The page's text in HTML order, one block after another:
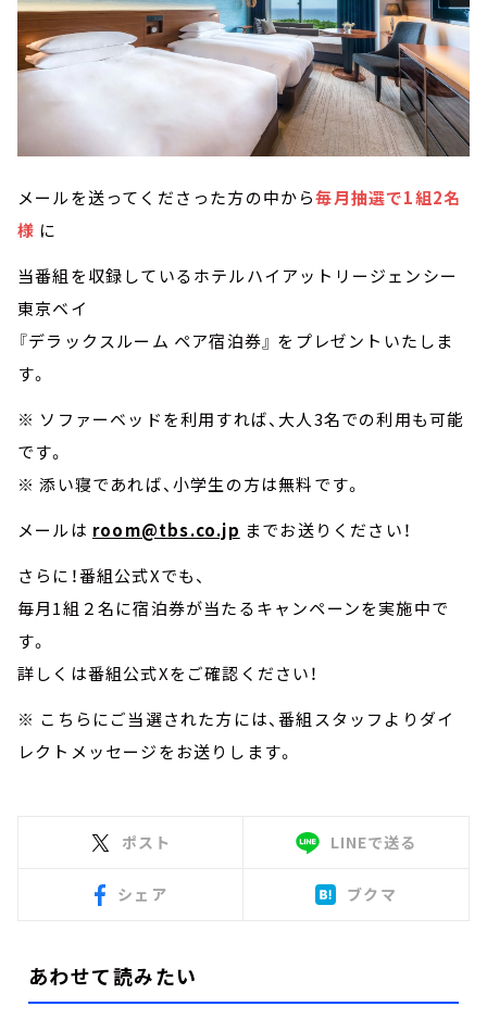
メールを送ってくださった方の中から毎月抽選で1組2名
様 に
当番組を収録しているホテルハイアットリージェンシー
東京ベイ
『デラックスルーム ペア宿泊券』 をプレゼントいたしま
す。
※ ソファーベッドを利用すれば、大人3名での利用も可能
です。
※ 添い寝であれば、小学生の方は無料です。
メールは room@tbs.co.jp までお送りください！
さらに！番組公式Xでも、
毎月1組２名に宿泊券が当たるキャンペーンを実施中で
す。
詳しくは番組公式Xをご確認ください！
※ こちらにご当選された方には、番組スタッフよりダイ
レクトメッセージをお送りします。
ポスト LINEで送る
シェア ブクマ
あわせて読みたい